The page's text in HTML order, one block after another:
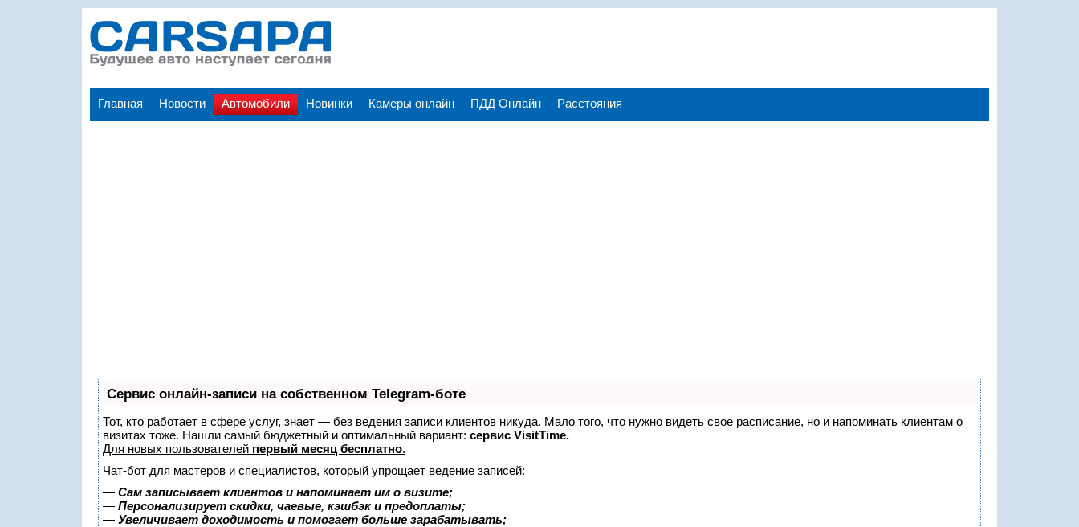
Главная Новости Автомобили Новинки Камеры онлайн ПДД Онлайн Расстояния
Сервис онлайн-записи на собственном Telegram-боте
Тот, кто работает в сфере услуг, знает — без ведения записи клиентов никуда. Мало того, что нужно видеть свое расписание, но и напоминать клиентам о
визитах тоже. Нашли самый бюджетный и оптимальный вариант: сервис VisitTime.
Для новых пользователей первый месяц бесплатно.
Чат-бот для мастеров и специалистов, который упрощает ведение записей:
— Сам записывает клиентов и напоминает им о визите;
— Персонализирует скидки, чаевые, кэшбэк и предоплаты;
— Увеличивает доходимость и помогает больше зарабатывать;